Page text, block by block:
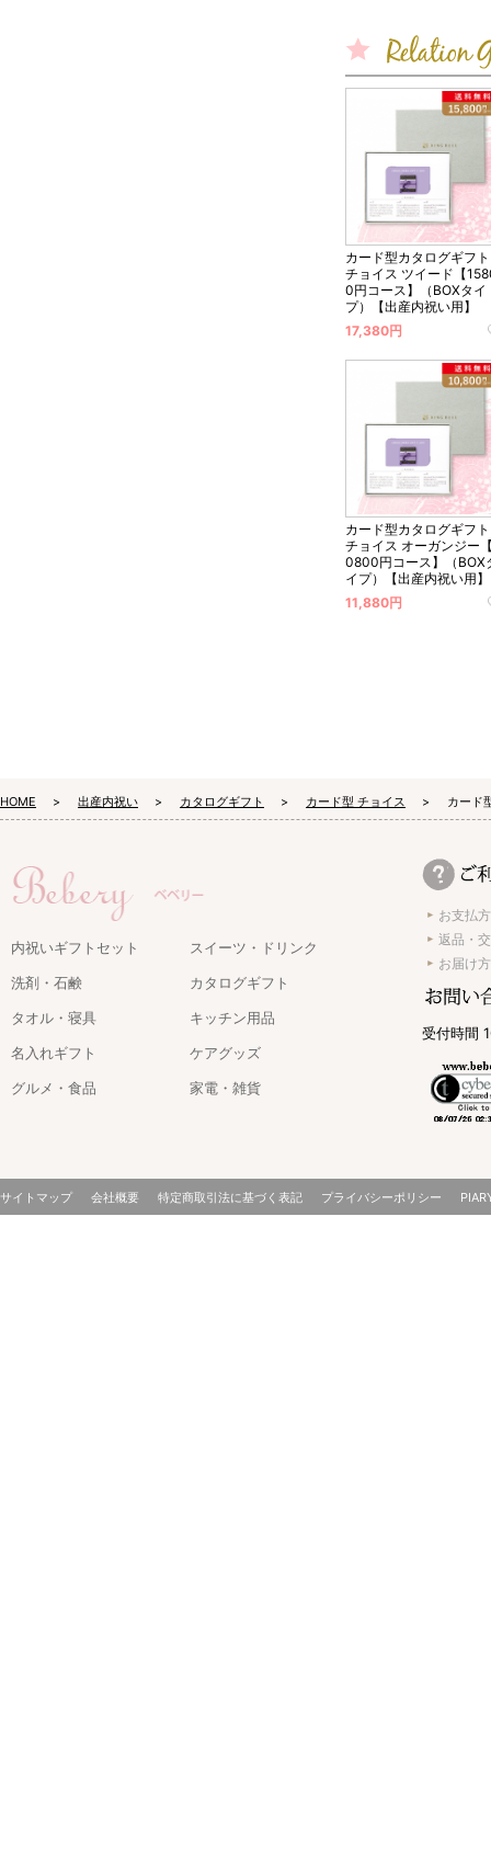
カード型カタログギフト
チョイス ツイード【
0円コース】（BOXタイ
プ）【出産内祝い用】
17,380円
カード型カタログギフト
チョイス オーガンジー
0800円コース】（BOX
イプ）【出産内祝い用】
11,880円
HOME 出産内祝い カタログギフト カード型 チョイス カード
内祝いギフトセット
スイーツ・ドリンク
洗剤・石鹸
カタログギフト
タオル・寝具
キッチン用品
名入れギフト
ケアグッズ
グルメ・食品
家電・雑貨
お支払
返品・
お届け
受付時間
サイトマップ 会社概要 特定商取引法に基づく表記 プライバシーポリシー